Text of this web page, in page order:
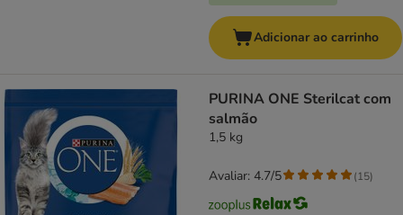
Adicionar ao carrinho
PURINA ONE Sterilcat com
salmão
1,5 kg
Avaliar: 4.7/5 (15)